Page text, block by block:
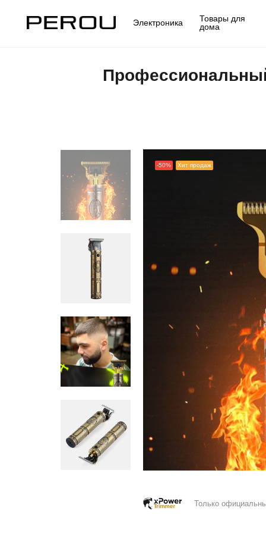
Электроника Товары для
дома
-50% Хит продаж
Только